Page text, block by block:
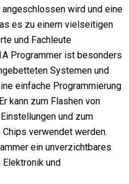
angeschlossen wird und eine
es zu einem vielseitigen
und Fachleute
Programmer ist besonders
Systemen und
einfache Programmierung
kann zum Flashen von
und zum
verwendet werden.
ein unverzichtbares
und